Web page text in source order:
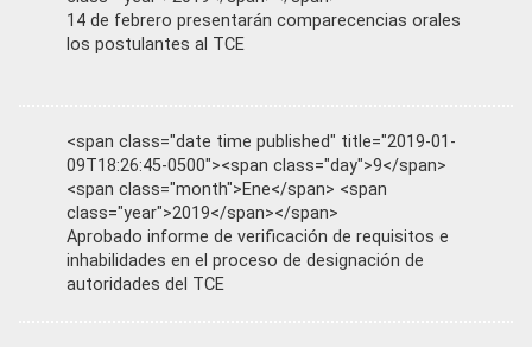
14 de febrero presentarán comparecencias orales
los postulantes al TCE
<span class="date time published" title="2019-01-
09T18:26:45-0500"><span class="day">9</span>
<span class="month">Ene</span> <span
class="year">2019</span></span>
Aprobado informe de verificación de requisitos e
inhabilidades en el proceso de designación de
autoridades del TCE